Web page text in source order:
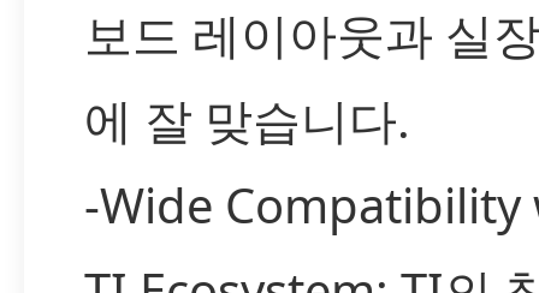
보드 레이아웃과 실
에 잘 맞습니다.
-Wide